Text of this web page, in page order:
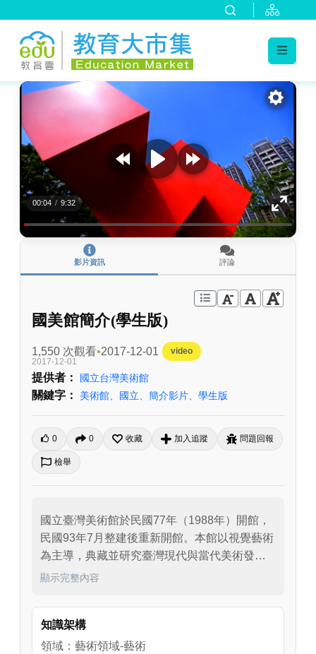
:::
00:04 / 9:32
影片資訊 評論
國美館簡介(學生版)
1,550 次觀看 2017-12-01
video
2017-12-01
提供者： 國立台灣美術館
關鍵字： 美術館 國立 簡介影片 學生版
0 0 收藏 加入追蹤 問題回報
檢舉
國立臺灣美術館於民國77年（1988年）開館，
民國93年7月整建後重新開館。本館以視覺藝術
為主導，典藏並研究臺灣現代與當代美術發展
特色；除提供各項展覽、長期與國外美術館交
性的主題規劃特展與藝術教育推廣活動，提供
民眾多元化欣賞藝術的環境。本館佔地面積約
有102‚000平方公尺（含園區雕塑公園），館舍
顯示完整內容
知識架構
領域：藝術領域-藝術